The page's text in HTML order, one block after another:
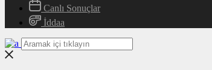
Canlı Sonuçlar
İddaa